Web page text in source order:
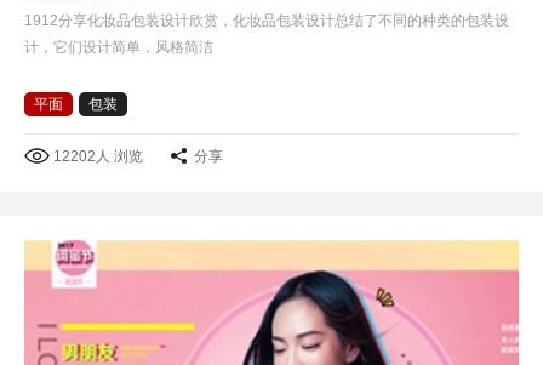
1912分享化妆品包装设计欣赏，化妆品包装设计总结了不同的种类的包装设
计，它们设计简单，风格简洁
平面 包装
12202人 浏览 分享